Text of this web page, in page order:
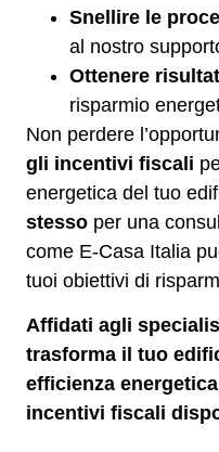
Snellire le
al nostro
Ottenere
risparmio
Non perdere
gli incentivi fiscali
energetica del tuo
stesso per una
come E-Casa Italia
tuoi obiettivi di
Affidati agli
trasforma il tuo
efficienza
incentivi fiscali